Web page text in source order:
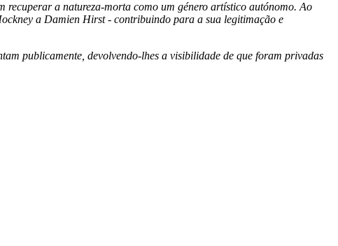
recuperar a natureza-morta como um género artístico autónomo. Ao
a Damien Hirst - contribuindo para a sua legitimação e
publicamente, devolvendo-lhes a visibilidade de que foram privadas